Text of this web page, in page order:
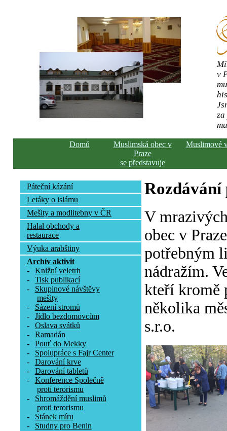
v
Domů
Muslimská obec v
Praze
se představuje
Muslimové
Páteční kázání
Letáky o islámu
Mešity a modlitebny v ČR
Halal obchody a
restaurace
Výuka arabštiny
Archív aktivit
-
Knižní veletrh
-
Tisk publikací
-
Skupinové návštěvy
mešity
-
Sázení stromů
-
Jídlo bezdomovcům
-
Oslava svátků
-
Ramadán
-
Pouť do Mekky
-
Spolupráce s Fajr Center
-
Darování krve
-
Darování tabletů
-
Konference Společně
proti terorismu
-
Shromáždění muslimů
proti terorismu
-
Stánek míru
-
Studny pro Benin
Rozdávání
V
obec v
potřebným
nádražím.
kteří kromě
několika
s.r.o.